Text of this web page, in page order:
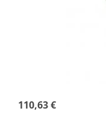
110,63 €